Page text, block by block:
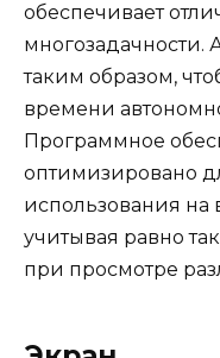
обеспечивает
многозадачности.
таким образом,
времени
Программное
оптимизировано
использования на
учитывая равно
при просмотре